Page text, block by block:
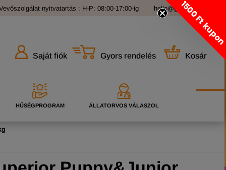
nyitvatartás : H-P: 08:00-17:00-ig hello@grandopet.hu
Saját fiók Gyors rendelés Kosár
HŰSÉGPROGRAM ÁLLATORVOS VÁLASZOL
1500 Ft